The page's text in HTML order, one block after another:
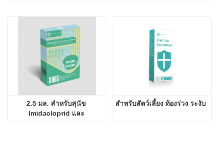
2.5 มล. สำหรับสุนัข
Imidacloprid และ
สำหรับสัตว์เลี้ยง ท้องร่วง ระงับ